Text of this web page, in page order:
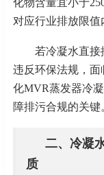
化物含量宜小于
对应行业排放限值
若冷凝水直
违反环保法规，
化MVR蒸发器冷
障排污合规的关键
二、冷凝
质